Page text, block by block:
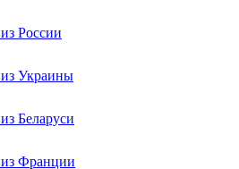
России
из Украины
Беларуси
из Франции